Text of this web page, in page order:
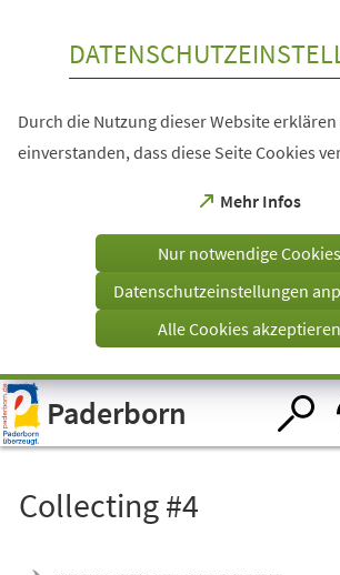
Visuelle
Assistenzsoftware
öffnen.
Durch die Nutzung dieser Website
einverstanden, dass diese Seite Cookies
Mehr Infos
(Öffnet
einem
Tab)
Nur notwendige Cookies
Datenschutzeinstellungen
Alle Cookies akzeptieren
Paderborn
Collecting #4